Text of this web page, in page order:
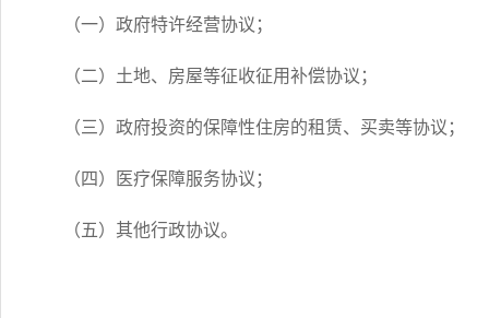
（一）政府特许经营协议；
（二）土地、房屋等征收征用补偿协议；
（三）政府投资的保障性住房的租赁、买卖等协议；
（四）医疗保障服务协议；
（五）其他行政协议。